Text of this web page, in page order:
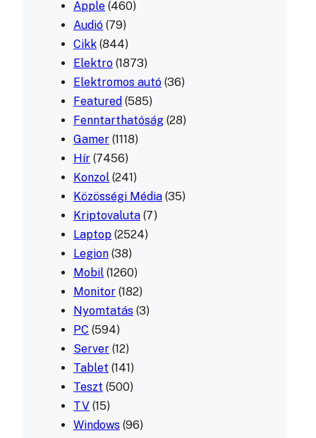
Apple (460)
Audió (79)
Cikk (844)
Elektro (1873)
Elektromos autó (36)
Featured (585)
Fenntarthatóság (28)
Gamer (1118)
Hír (7456)
Konzol (241)
Közösségi Média (35)
Kriptovaluta (7)
Laptop (2524)
Legion (38)
Mobil (1260)
Monitor (182)
Nyomtatás (3)
PC (594)
Server (12)
Tablet (141)
Teszt (500)
TV (15)
Windows (96)